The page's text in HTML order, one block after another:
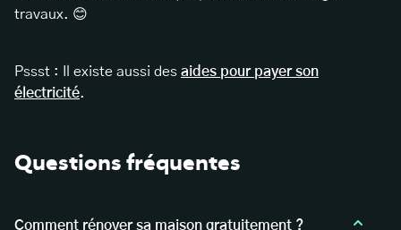
travaux. 😊
Pssst : Il existe aussi des aides pour payer son
électricité.
Questions fréquentes
Comment rénover sa maison gratuitement ?